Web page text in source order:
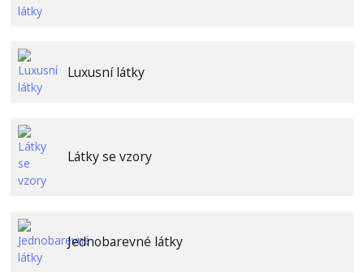
Luxusní látky
Látky se vzory
Jednobarevné látky